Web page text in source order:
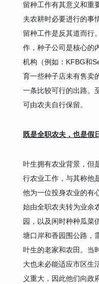
留种工作有其意义和重
夫农耕时必要进行的事
留种工作是反其道而行
作，种子公司是核心的
机构（例如：KFBG和
育一些种子店未有售卖
一条比较可行的出路。
可由农夫自行保留。
既是全职农夫，也是假
叶生拥有农业背景，但
行农业工作，与其称他
他为一位投身农业的有
始由全职农夫转为业余
园，以及闲时种种瓜菜
塘口岸和香园围公路，
叶生的老家和农田。当
大也未必能适应市区生
义重大，因此他们向政